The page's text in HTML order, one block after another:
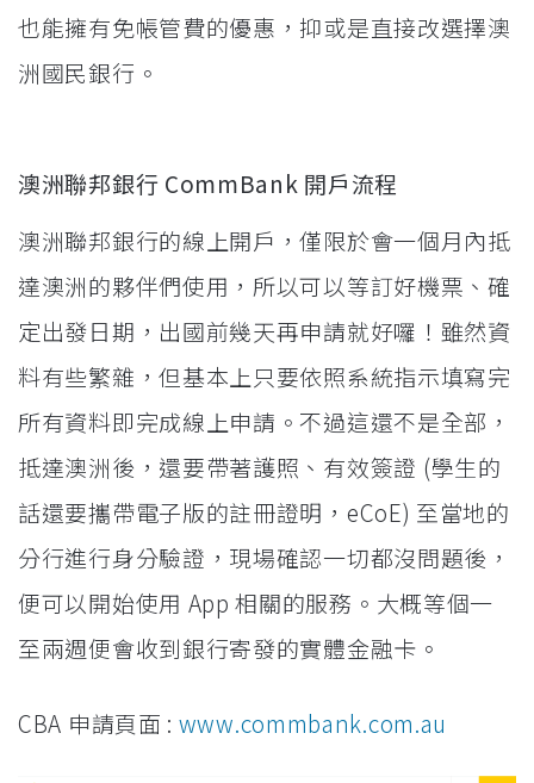
也能擁有免帳管費的優惠，抑或是直接改選擇澳
洲國民銀行。
澳洲聯邦銀行 CommBank 開戶流程
澳洲聯邦銀行的線上開戶，僅限於會一個月內抵
達澳洲的夥伴們使用，所以可以等訂好機票、確
定出發日期，出國前幾天再申請就好囉！雖然資
料有些繁雜，但基本上只要依照系統指示填寫完
所有資料即完成線上申請。不過這還不是全部，
抵達澳洲後，還要帶著護照、有效簽證 (學生的
話還要攜帶電子版的註冊證明，eCoE) 至當地的
分行進行身分驗證，現場確認一切都沒問題後，
便可以開始使用 App 相關的服務。大概等個一
至兩週便會收到銀行寄發的實體金融卡。
CBA 申請頁面 : www.commbank.com.au